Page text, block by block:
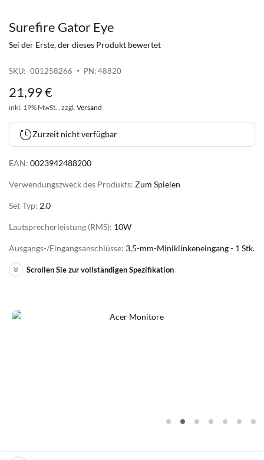
Surefire Gator Eye
SKU 001258266 PN: 48820
Sei der Erste, der dieses Produkt bewertet
EAN: 0023942488200
Verwendungszweck des Produkts: Zum Spielen
Set-Typ: 2.0
Lautsprecherleistung (RMS): 10W
Ausgangs-/Eingangsanschlüsse: 3,5-mm-Miniklinkeneingang - 1 Stk.
Scrollen Sie zur vollständigen Spezifikation
21,99€
inkl. 19% MwSt. , zzgl. Versand
Zurzeit nicht verfügbar
Zum
Bildgalerie